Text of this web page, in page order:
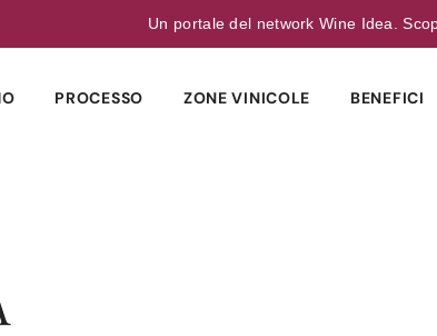
Un portale del network Wine Idea.
PROCESSO ZONE VINICOLE BENEFICI